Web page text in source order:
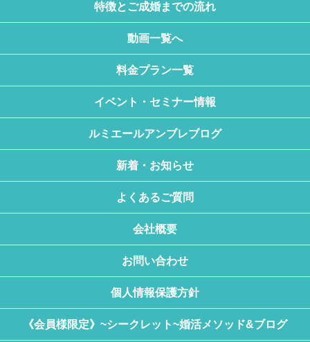
特徴とご成婚までの流れ
動画一覧へ
料金プラン一覧
イベント・セミナー情報
ルミエールアンブレブログ
新着・お知らせ
よくあるご質問
会社概要
お問い合わせ
個人情報保護方針
《会員様限定》~シークレット~婚活メソッド&ブログ